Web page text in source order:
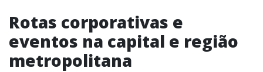
Rotas corporativas e
eventos na capital e região
metropolitana